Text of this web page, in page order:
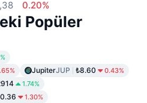
0.20%
Popüler
JupiterJUP ₺8.60 0.43%
1.74%
1.30%